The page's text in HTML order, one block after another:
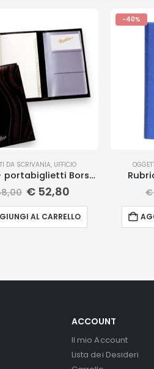
DA SCRIVANIA, UFFICIO
Rubrica + portabiglietti Borsalino
€52,80
AL CARRELLO
-40%
€
ACCOUNT
Il mio Account
Lista dei Desideri